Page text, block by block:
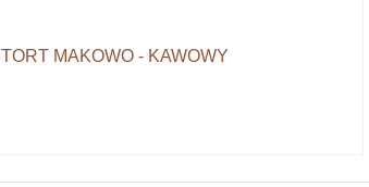
TORT MAKOWO - KAWOWY